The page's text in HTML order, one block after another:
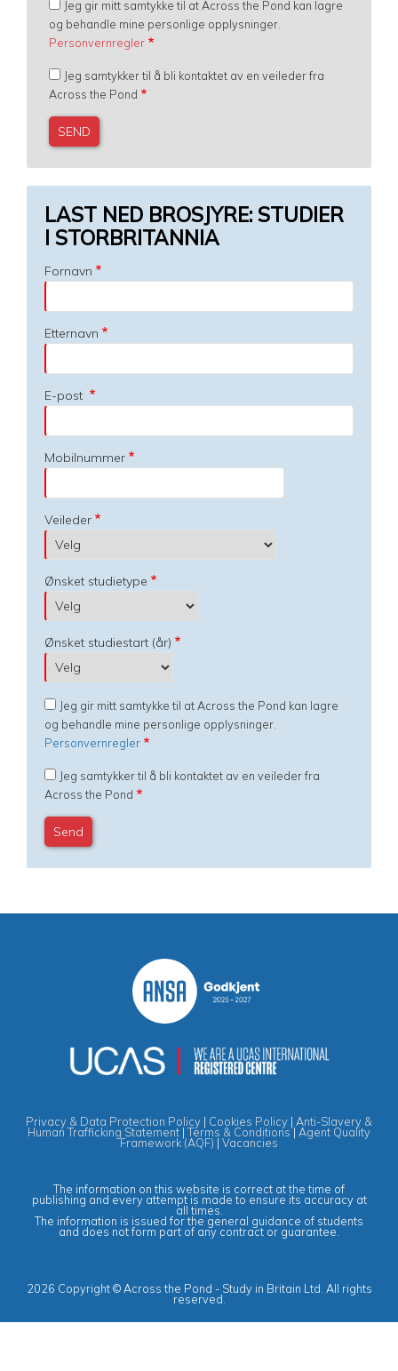
Jeg gir mitt samtykke til at Across the Pond kan lagre
og behandle mine personlige opplysninger.
Personvernregler
Jeg samtykker til å bli kontaktet av en veileder fra
Across the Pond
LAST NED BROSJYRE: STUDIER
I STORBRITANNIA
Fornavn
Etternavn
E-post
Mobilnummer
Veileder
Ønsket studietype
Ønsket studiestart (år)
Jeg gir mitt samtykke til at Across the Pond kan lagre
og behandle mine personlige opplysninger.
Personvernregler
Jeg samtykker til å bli kontaktet av en veileder fra
Across the Pond
Privacy & Data Protection Policy | Cookies Policy | Anti-Slavery &
Human Trafficking Statement | Terms & Conditions| Agent Quality
Framework (AQF) | Vacancies
The information on this website is correct at the time of
publishing and every attempt is made to ensure its accuracy at
all times.
The information is issued for the general guidance of students
and does not form part of any contract or guarantee.
2026 Copyright © Across the Pond - Study in Britain Ltd. All rights
reserved.